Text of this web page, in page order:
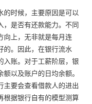
的时候，主要原因是可以
，是否有还款能力。不同
向上，无非就是每月连
的。因此，在银行流水
入账。对于工薪阶层，银
以及账户的日均余额。
主要会查看借款人的进出
根据银行自有的模型测算